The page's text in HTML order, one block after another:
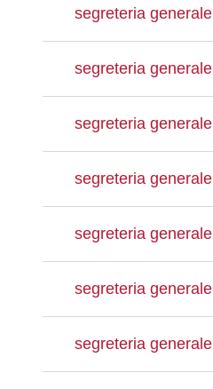
segreteria generale
segreteria generale
segreteria generale
segreteria generale
segreteria generale
segreteria generale
segreteria generale